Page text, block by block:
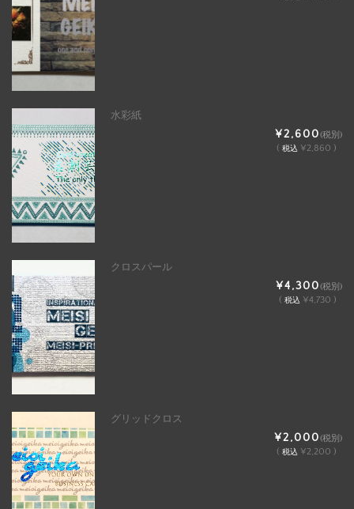
水彩紙
¥2,600(税別)
( 税込 ¥2,860 )
クロスパール
¥4,300(税別)
( 税込 ¥4,730 )
グリッドクロス
¥2,000(税別)
( 税込 ¥2,200 )